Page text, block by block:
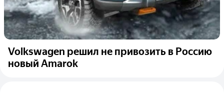
Volkswagen решил не привозить в Россию
новый Amarok